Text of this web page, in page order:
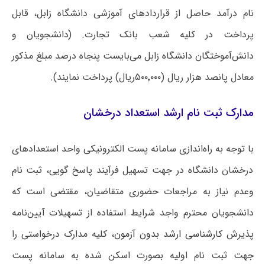
نام درآمد حاصل از قراردادهای آموزشی دانشگاه زابل، قابل
پرداخت در کلیه شعب بانک تجارت. (دانشجویان و
دانش‌آموختگان دانشگاه زابل می‌بایست پنجاه درصد مبلغ مذکور
معادل پانصد هزار ریال (۵۰۰٬۰۰۰ریال) پرداخت نمایند).
مدارک ثبت نام ارشد استعداد درخشان
با توجه به راه‌اندازی سامانه پست الکترونیکی واحد استعدادهای
درخشان دانشگاه در جهت تسهیل فرآیند پاسخ گویی، ثبت نام
وعدم نیاز به مراجعات حضوری متقاضیان، مقتضی است که
دانشجویان محترم واجد شرایط استفاده از تسهیلات آیین‌نامه
پذیرشکارشناسی ارشد بدون آزمون، کلیه مدارک درخواستی را
جهت ثبت نام اولیه بصورت اسکن شده به سامانه پست